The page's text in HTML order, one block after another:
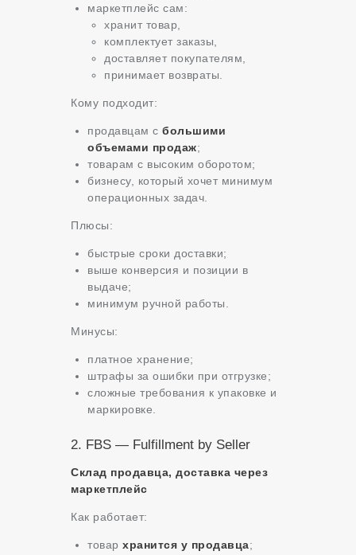
маркетплейс сам:
хранит товар,
комплектует заказы,
доставляет покупателям,
принимает возвраты.
Кому подходит:
продавцам с большими
объемами продаж;
товарам с высоким оборотом;
бизнесу, который хочет минимум
операционных задач.
Плюсы:
быстрые сроки доставки;
выше конверсия и позиции в
выдаче;
минимум ручной работы.
Минусы:
платное хранение;
штрафы за ошибки при отгрузке;
сложные требования к упаковке и
маркировке.
2. FBS — Fulfillment by Seller
Склад продавца, доставка через
маркетплейс
Как работает:
товар хранится у продавца;